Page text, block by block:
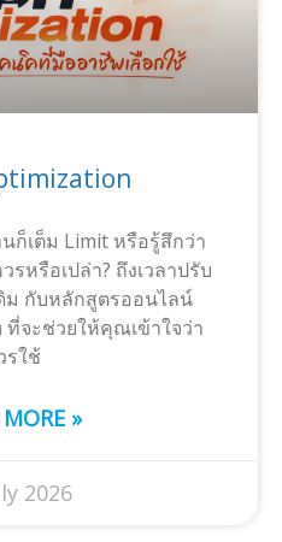
ก็เต็ม Limit หรือรู้สึกว่า
หรือเปล่า? ถึงเวลาปรับ
ม กับหลักสูตรออนไลน์
จะช่วยให้คุณเข้าใจว่า
รใช้
»
2026